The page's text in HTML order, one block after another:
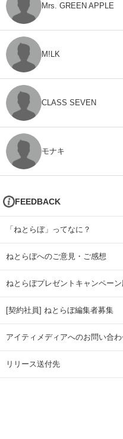
Mrs. GREEN APPLE
M!LK
CLASS SEVEN
モナキ
FEEDBACK
「ねとらぼ」ってなに？
ねとらぼへのご意見・ご感想
ねとらぼプレゼントキャンペー
[契約社員] ねとらぼ編集者募集
アイティメディアへのお問い合
リリース送付先